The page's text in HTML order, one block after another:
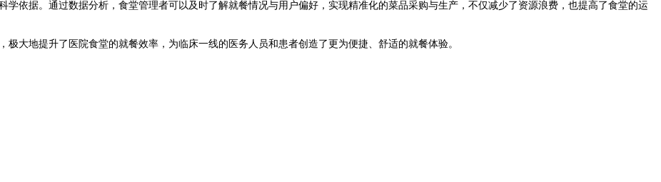
依据。通过数据分析，食堂管理者可以及时了解就餐情况与用户偏好，实现精准化的菜品采购与生产，不仅减少了资源浪费，也提高了食堂的运
大地提升了医院食堂的就餐效率，为临床一线的医务人员和患者创造了更为便捷、舒适的就餐体验。